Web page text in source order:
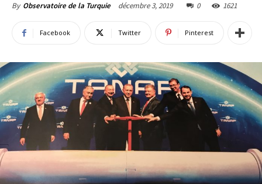
By Observatoire de la Turquie décembre 3, 2019 0 1621
Facebook Twitter Pinterest